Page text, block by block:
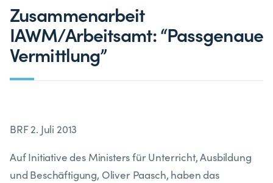
Zusammenarbeit
IAWM/Arbeitsamt: “Passgenaue
Vermittlung”
BRF 2. Juli 2013
Auf Initiative des Ministers für Unterricht, Ausbildung
und Beschäftigung, Oliver Paasch, haben das